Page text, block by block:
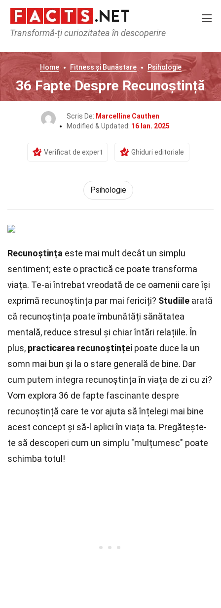
Transformă-ți curiozitatea în descoperire
Home Fitness și Bunăstare Psihologie
36 Fapte Despre Recunoștință
Scris De: Marcelline Cauthen
Modified & Updated: 16 Ian. 2025
Verificat de expert Ghiduri editoriale
Psihologie
Recunoștința este mai mult decât un simplu
sentiment; este o practică ce poate transforma
viața. Te-ai întrebat vreodată de ce oamenii care își
exprimă recunoștința par mai fericiți? Studiile arată
că recunoștința poate îmbunătăți sănătatea
mentală, reduce stresul și chiar întări relațiile. În
plus, practicarea recunoștinței poate duce la un
somn mai bun și la o stare generală de bine. Dar
cum putem integra recunoștința în viața de zi cu zi?
Vom explora 36 de fapte fascinante despre
recunoștință care te vor ajuta să înțelegi mai bine
acest concept și să-l aplici în viața ta. Pregătește-
te să descoperi cum un simplu "mulțumesc" poate
schimba totul!